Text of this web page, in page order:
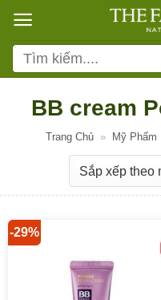
qua
nội
dung
Tìm
kiếm:
BB cream
Trang Chủ » Mỹ Phẩm
-29%